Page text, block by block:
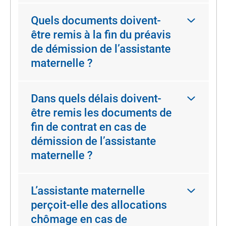
Quels documents doivent-
être remis à la fin du préavis
de démission de l’assistante
maternelle ?
Dans quels délais doivent-
être remis les documents de
fin de contrat en cas de
démission de l’assistante
maternelle ?
L’assistante maternelle
perçoit-elle des allocations
chômage en cas de